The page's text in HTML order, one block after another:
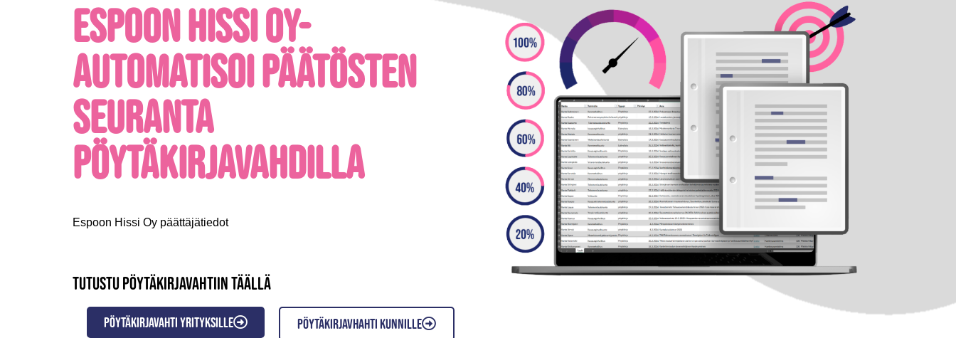
Espoon Hissi Oy-
Automatisoi päätösten
seuranta
pöytäkirjavahdilla
Espoon Hissi Oy päättäjätiedot
Tutustu pöytäkirjavahtiin täällä
Pöytäkirjavahti yrityksille Pöytäkirjavhahti kunnille